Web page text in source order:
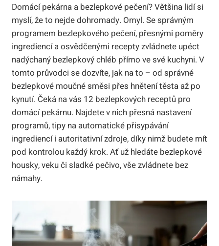
Domácí pekárna a bezlepkové pečení? Většina lidí si
myslí, že to nejde dohromady. Omyl. Se správným
programem bezlepkového pečení, přesnými poměry
ingrediencí a osvědčenými recepty zvládnete upéct
nadýchaný bezlepkový chléb přímo ve své kuchyni. V
tomto průvodci se dozvíte, jak na to – od správné
bezlepkové moučné směsi přes hnětení těsta až po
kynutí. Čeká na vás 12 bezlepkových receptů pro
domácí pekárnu. Najdete v nich přesná nastavení
programů, tipy na automatické přisypávání
ingrediencí i autoritativní zdroje, díky nimž budete mít
pod kontrolou každý krok. Ať už hledáte bezlepkové
housky, veku či sladké pečivo, vše zvládnete bez
námahy.